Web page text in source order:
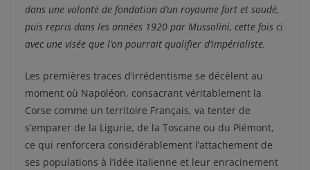
dans une volonté de fondation d’un royaume fort et soudé,
puis repris dans les années 1920 par Mussolini, cette fois ci
avec une visée que l’on pourrait qualifier d’impérialiste.
Les premières traces d’irrédentisme se décèlent au
moment où Napoléon, consacrant véritablement la
Corse comme un territoire Français, va tenter de
s’emparer de la Ligurie, de la Toscane ou du Piémont,
ce qui renforcera considérablement l’attachement de
ses populations à l’idée italienne et leur enracinement